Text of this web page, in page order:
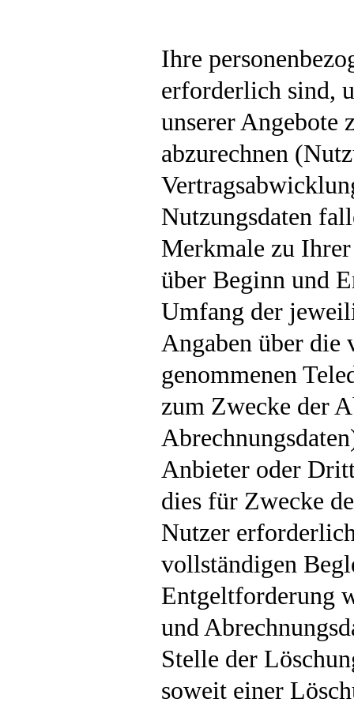
Ihre
erforderlich sind,
unserer Angebote
abzurechnen
Nutzungsdaten
Merkmale zu
über Beginn und
Umfang der
Angaben über die
genommenen
zum Zwecke der
Anbieter oder
dies für Zwecke
Nutzer
vollständigen
Entgeltforderung
und
Stelle der
soweit einer